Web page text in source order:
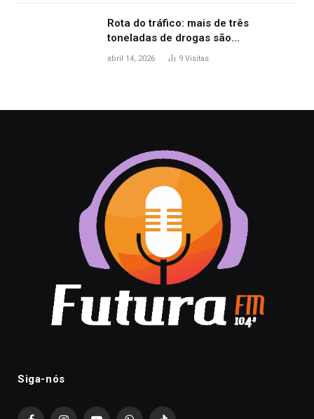
Rota do tráfico: mais de três
toneladas de drogas são
apreendidas no TO em três meses
abril 14, 2026 9 Visitas
Siga-nós